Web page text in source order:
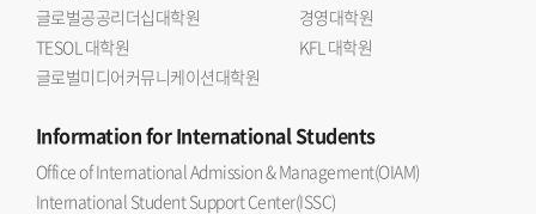
글로벌공공리더십대학원
경영대학원
TESOL 대학원
KFL 대학원
글로벌미디어커뮤니케이션대학원
Informationfor International Students
Office of International Admission & Management(OIAM)
International Student Support Center(ISSC)